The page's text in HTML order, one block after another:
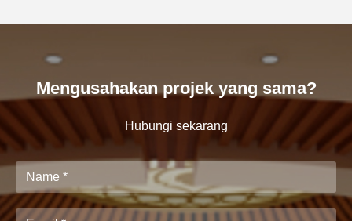
Mengusahakan projek yang sama?
Hubungi sekarang